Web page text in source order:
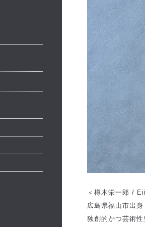
＜樽木栄一郎 /
広島県福山市出身
独創的かつ芸術